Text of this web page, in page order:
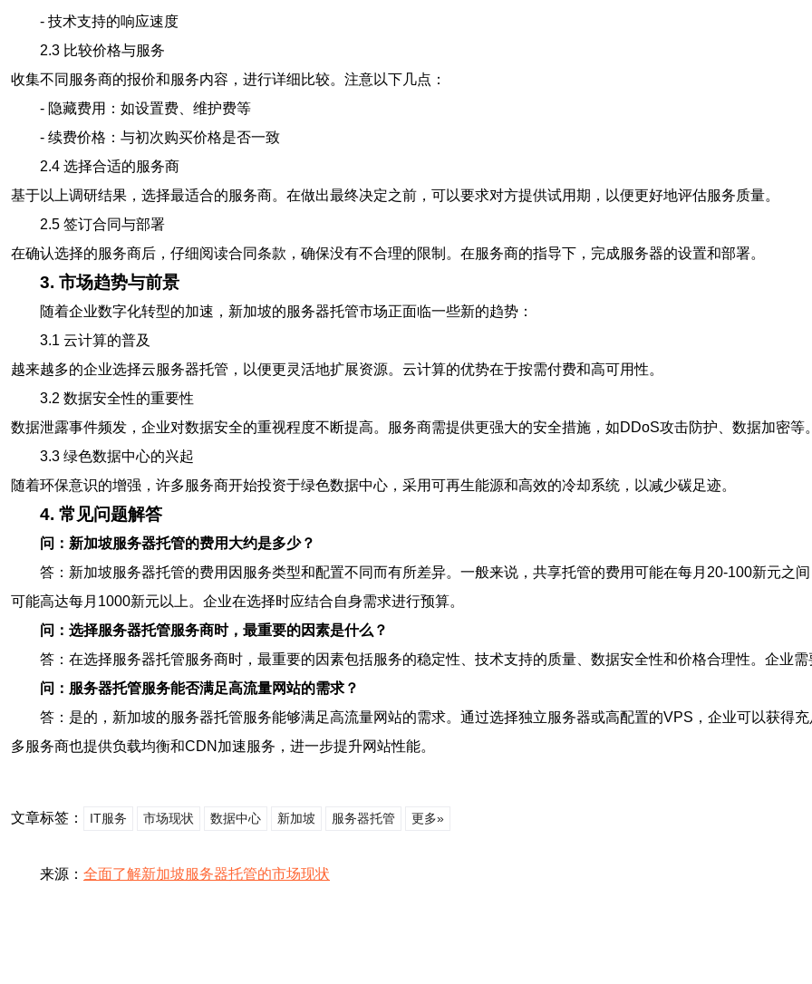
- 技术支持的响应速度
2.3 比较价格与服务
收集不同服务商的报价和服务内容，进行详细比较。注意以下几点：
- 隐藏费用：如设置费、维护费等
- 续费价格：与初次购买价格是否一致
2.4 选择合适的服务商
基于以上调研结果，选择最适合的服务商。在做出最终决定之前，可以要求对方提供试用期，以便更好地评估服务质量。
2.5 签订合同与部署
在确认选择的服务商后，仔细阅读合同条款，确保没有不合理的限制。在服务商的指导下，完成服务器的设置和部署。
3. 市场趋势与前景
随着企业数字化转型的加速，新加坡的服务器托管市场正面临一些新的趋势：
3.1 云计算的普及
越来越多的企业选择云服务器托管，以便更灵活地扩展资源。云计算的优势在于按需付费和高可用性。
3.2 数据安全性的重要性
数据泄露事件频发，企业对数据安全的重视程度不断提高。服务商需提供更强大的安全措施，如DDoS攻击防护、数据加密等
3.3 绿色数据中心的兴起
随着环保意识的增强，许多服务商开始投资于绿色数据中心，采用可再生能源和高效的冷却系统，以减少碳足迹。
4. 常见问题解答
问：新加坡服务器托管的费用大约是多少？
答：新加坡服务器托管的费用因服务类型和配置不同而有所差异。一般来说，共享托管的费用可能在每月20-100新元之
可能高达每月1000新元以上。企业在选择时应结合自身需求进行预算。
问：选择服务器托管服务商时，最重要的因素是什么？
答：在选择服务器托管服务商时，最重要的因素包括服务的稳定性、技术支持的质量、数据安全性和价格合理性。企业
问：服务器托管服务能否满足高流量网站的需求？
答：是的，新加坡的服务器托管服务能够满足高流量网站的需求。通过选择独立服务器或高配置的VPS，企业可以获得
多服务商也提供负载均衡和CDN加速服务，进一步提升网站性能。
文章标签： IT服务 市场现状 数据中心 新加坡 服务器托管 更多»
来源： 全面了解新加坡服务器托管的市场现状